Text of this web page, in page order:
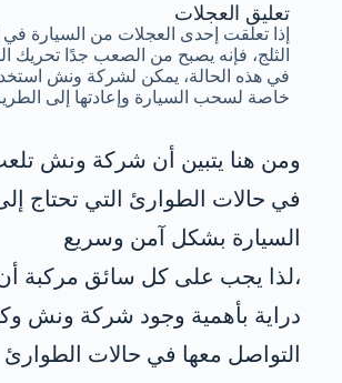
تعليق العجلات
إذا تعلقت إحدى العجلات من السيارة في
الثلج، فإنه يصبح من الصعب جدًا تحريك
في هذه الحالة، يمكن لشركة ونش
خاصة لسحب السيارة وإعادتها إلى
ومن هنا يتبين أن شركة ونش
في حالات الطوارئ التي تحتاج
السيارة بشكل آمن وسريع
،لذا يجب على كل سائق مركبة
دراية بأهمية وجود شركة ونش
التواصل معها في حالات الطوارئ